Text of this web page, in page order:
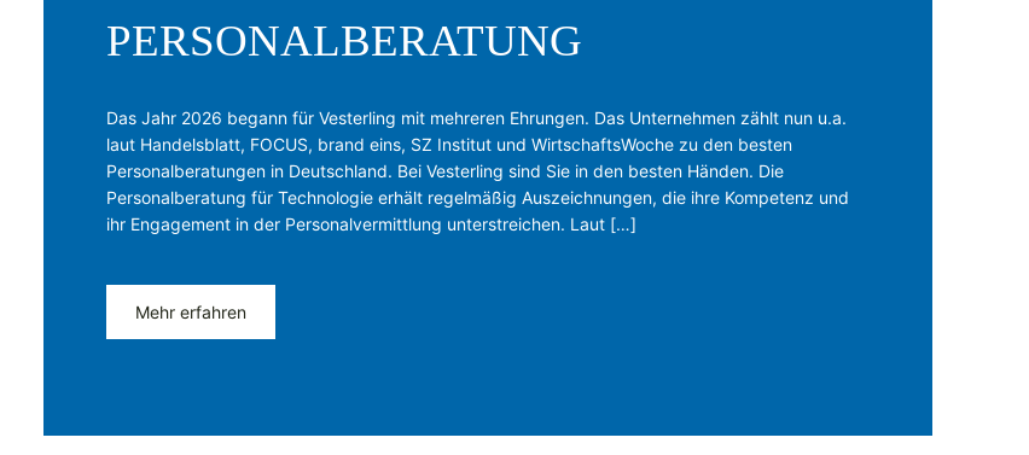
PERSONALBERATUNG
Das Jahr 2026 begann für Vesterling mit mehreren Ehrungen. Das Unternehmen zählt nun u.a.
laut Handelsblatt, FOCUS, brand eins, SZ Institut und WirtschaftsWoche zu den besten
Personalberatungen in Deutschland. Bei Vesterling sind Sie in den besten Händen. Die
Personalberatung für Technologie erhält regelmäßig Auszeichnungen, die ihre Kompetenz und
ihr Engagement in der Personalvermittlung unterstreichen. Laut […]
Mehr erfahren